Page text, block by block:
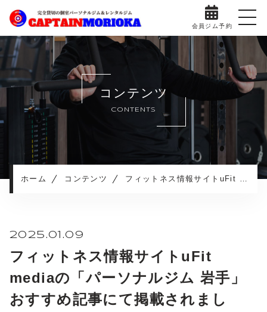
会員ジム予約
当ジムについて
料金プラン
スタッフ紹介
部屋とトレーニング機器
ジムの利用方法
コンテンツ
CONTENTS
ホーム コンテンツ フィットネス情報サイトuFit mediaの「パーソナルジム 岩手」おすすめ記事にて掲載されました！
2025.01.09
フィットネス情報サイトuFit
mediaの「パーソナルジム 岩手」
おすすめ記事にて掲載されまし